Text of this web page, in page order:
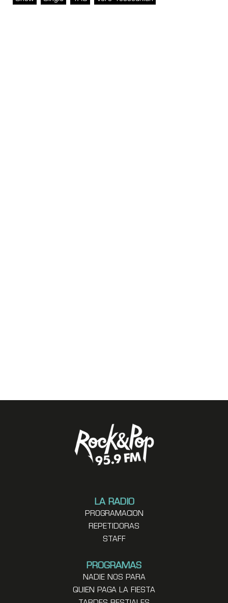
LA RADIO
PROGRAMACION
REPETIDORAS
STAFF
PROGRAMAS
NADIE NOS PARA
QUIEN PAGA LA FIESTA